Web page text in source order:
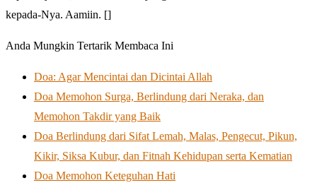
kepada-Nya. Aamiin. []
Anda Mungkin Tertarik Membaca Ini
Doa: Agar Mencintai dan Dicintai Allah
Doa Memohon Surga, Berlindung dari Neraka, dan
Memohon Takdir yang Baik
Doa Berlindung dari Sifat Lemah, Malas, Pengecut, Pikun,
Kikir, Siksa Kubur, dan Fitnah Kehidupan serta Kematian
Doa Memohon Keteguhan Hati